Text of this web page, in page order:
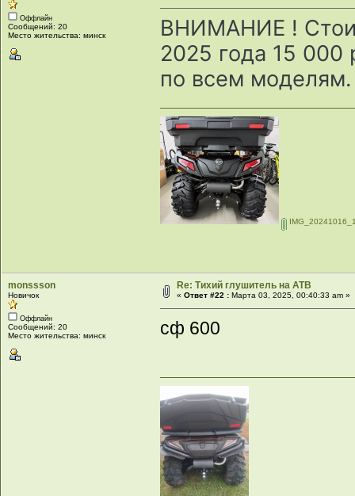
Оффлайн
Сообщений: 20
Место жительства: минск
ВНИМАНИЕ !
2025 года 15 000
по всем моделям.
monssson
Новичок
Оффлайн
Сообщений: 20
Место жительства: минск
Re: Тихий глушитель на АТВ
«Ответ #22 : Марта 03, 2025, 00:40:33 am »
сф 600